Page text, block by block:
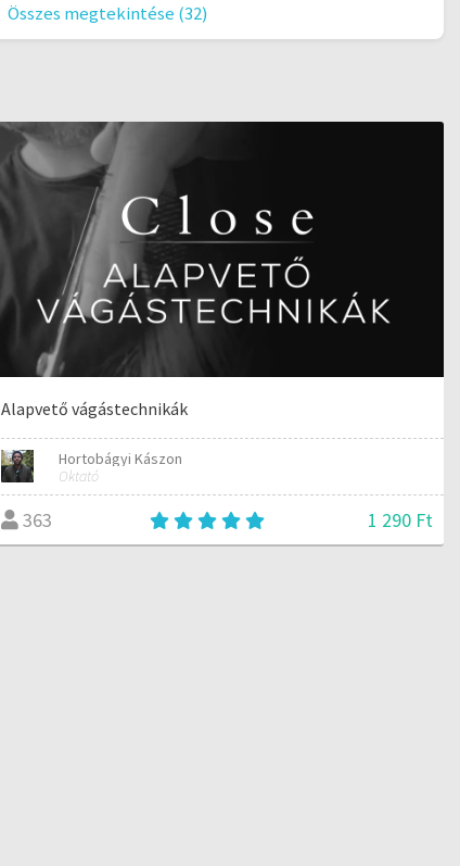
Összes megtekintése (32)
Alapvető vágástechnikák
Hortobágyi Kászon
Oktató
363 1 290 Ft